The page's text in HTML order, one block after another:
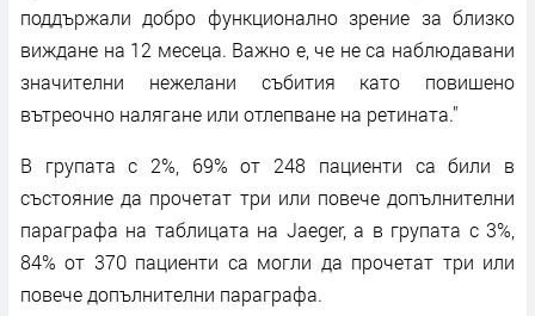
поддържали добро функционално зрение за близко
виждане на 12 месеца. Важно е, че не са наблюдавани
значителни нежелани събития като повишено
вътреочно налягане или отлепване на ретината."
В групата с 2%, 69% от 248 пациенти са били в
състояние да прочетат три или повече допълнителни
параграфа на таблицата на Jaeger, а в групата с 3%,
84% от 370 пациенти са могли да прочетат три или
повече допълнителни параграфа.